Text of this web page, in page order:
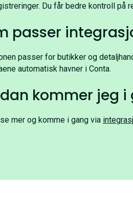
Du får bedre kontroll på
passer
passer for butikker og
automatisk havner i Conta.
kommer jeg i
mer og komme i gang via